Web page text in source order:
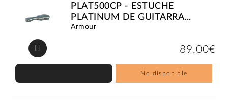
PLAT500CP - ESTUCHE
PLATINUM DE GUITARRA...
Armour
89,00€
No disponible